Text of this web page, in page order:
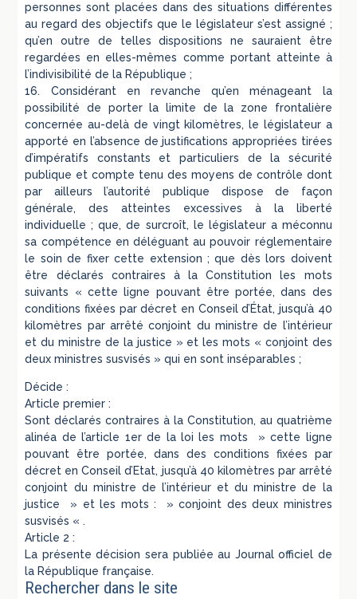
personnes sont placées dans des situations différentes
au regard des objectifs que le législateur s’est assigné ;
qu’en outre de telles dispositions ne sauraient être
regardées en elles-mêmes comme portant atteinte à
l’indivisibilité de la République ;
16. Considérant en revanche qu’en ménageant la
possibilité de porter la limite de la zone frontalière
concernée au-delà de vingt kilomètres, le législateur a
apporté en l’absence de justifications appropriées tirées
d’impératifs constants et particuliers de la sécurité
publique et compte tenu des moyens de contrôle dont
par ailleurs l’autorité publique dispose de façon
générale, des atteintes excessives à la liberté
individuelle ; que, de surcroît, le législateur a méconnu
sa compétence en déléguant au pouvoir réglementaire
le soin de fixer cette extension ; que dès lors doivent
être déclarés contraires à la Constitution les mots
suivants « cette ligne pouvant être portée, dans des
conditions fixées par décret en Conseil d’État, jusqu’à 40
kilomètres par arrêté conjoint du ministre de l’intérieur
et du ministre de la justice » et les mots « conjoint des
deux ministres susvisés » qui en sont inséparables ;
Décide :
Article premier :
Sont déclarés contraires à la Constitution, au quatrième
alinéa de l’article 1er de la loi les mots » cette ligne
pouvant être portée, dans des conditions fixées par
décret en Conseil d’Etat, jusqu’à 40 kilomètres par arrêté
conjoint du ministre de l’intérieur et du ministre de la
justice » et les mots : » conjoint des deux ministres
susvisés « .
Article 2 :
La présente décision sera publiée au Journal officiel de
la République française.
Rechercher dans le site